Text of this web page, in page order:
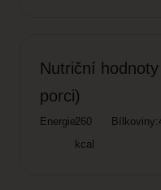
Nutriční
porci)
Energie:260
kcal
Bílkoviny: